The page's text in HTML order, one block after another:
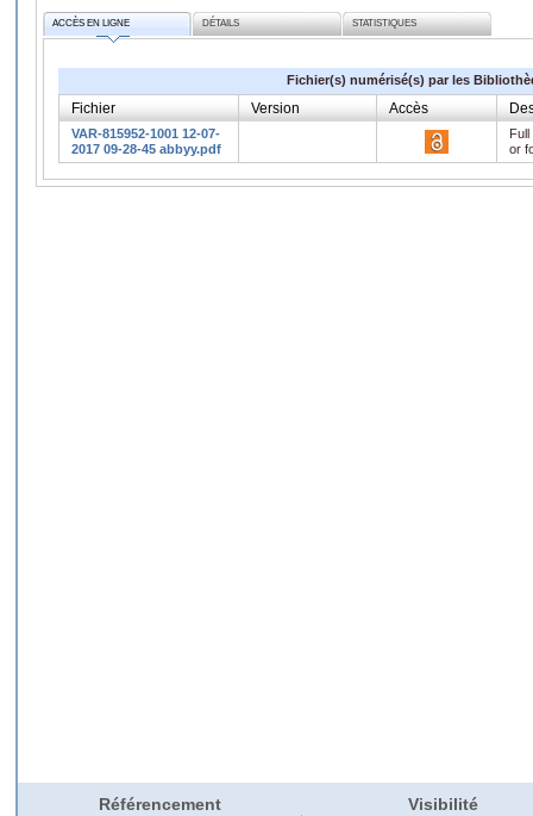
ACCÈS EN LIGNE DÉTAILS STATISTIQUES
Fichier(s) numérisé(s) par les
Fichier Version Accès
VAR-815952-1001 12-07-
2017 09-28-45 abbyy.pdf
or
Référencement Visibilité